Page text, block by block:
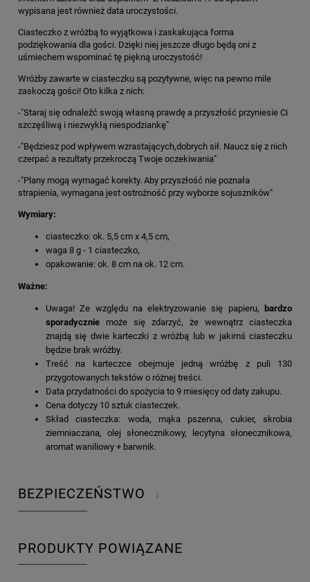
wypisana jest również data uroczystości.
Ciasteczko z wróżbą to wyjątkowa i zaskakująca forma
podziękowania dla gości. Dzięki niej jeszcze długo będą oni z
uśmiechem wspominać tę piękną uroczystość!
Wróżby zawarte w ciasteczku są pozytywne, więc na pewno mile
zaskoczą gości! Oto kilka z nich:
-"Staraj się odnaleźć swoją własną prawdę a przyszłość przyniesie Ci
szczęśliwą i niezwykłą niespodziankę"
-"Będziesz pod wpływem wzrastających,dobrych sił. Naucz się z nich
czerpać a rezultaty przekroczą Twoje oczekiwania"
-"Plany mogą wymagać korekty. Aby przyszłość nie poznała
strapienia, wymagana jest ostrożność przy wyborze sojuszników"
Wymiary:
ciasteczko: ok. 5,5 cm x 4,5 cm,
waga 8 g - 1 ciasteczko,
opakowanie: ok. 8 cm na ok. 12 cm.
Ważne:
Uwaga! Ze względu na elektryzowanie się papieru,
bardzo
sporadycznie może się zdarzyć, że wewnątrz ciasteczka
znajdą się dwie karteczki z wróżbą lub w jakimś ciasteczku
będzie brak wróżby.
Treść na karteczce obejmuje jedną wróżbę z puli 130
przygotowanych tekstów o różnej treści.
Data przydatności do spożycia to 9 miesięcy od daty zakupu.
Cena dotyczy 10 sztuk ciasteczek.
Skład ciasteczka: woda, mąka pszenna, cukier, skrobia
ziemniaczana, olej słonecznikowy, lecytyna słonecznikowa,
aromat waniliowy + barwnik.
BEZPIECZEŃSTWO ↓
PRODUKTY POWIĄZANE